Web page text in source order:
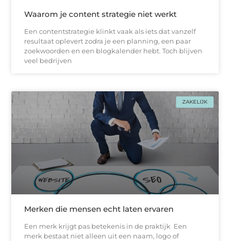
Waarom je content strategie niet werkt
Een contentstrategie klinkt vaak als iets dat vanzelf
resultaat oplevert zodra je een planning, een paar
zoekwoorden en een blogkalender hebt. Toch blijven
veel bedrijven
ZAKELIJK
Merken die mensen echt laten ervaren
Een merk krijgt pas betekenis in de praktijk Een
merk bestaat niet alleen uit een naam, logo of